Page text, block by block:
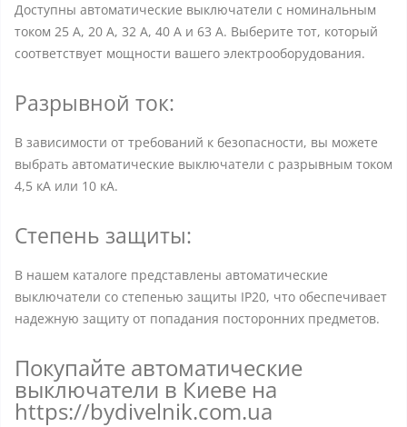
Доступны автоматические выключатели с номинальным
током 25 А, 20 А, 32 А, 40 А и 63 А. Выберите тот, который
соответствует мощности вашего электрооборудования.
Разрывной ток:
В зависимости от требований к безопасности, вы можете
выбрать автоматические выключатели с разрывным током
4,5 кА или 10 кА.
Степень защиты:
В нашем каталоге представлены автоматические
выключатели со степенью защиты IP20, что обеспечивает
надежную защиту от попадания посторонних предметов.
Покупайте автоматические
выключатели в Киеве на
https://bydivelnik.com.ua